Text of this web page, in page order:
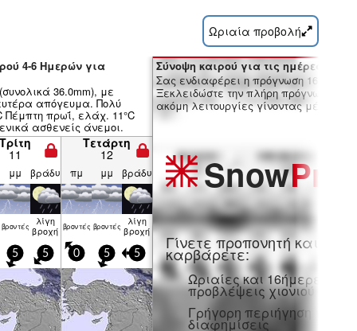
Ωριαία προβολή
4-6 Ημερών για
36.0mm), με
απόγευμα. Πολύ
Πέμπτη πρωΐ, ελάχ. 11°C
ασθενείς άνεμοι.
Τρίτη
11
Τετάρτη
12
μμ βράδυ πμ μμ βράδυ
βρον­τές λίγη
βροχή βρον­τές βρον­τές λίγη
βροχή
5 5 0 5 5
Σύνοψη καιρού για τις ημέρες 7-16:
Σας ενδιαφέρει η πρόγνωση 16
Ξεκλειδώστε την πλήρη πρόγνωση
ακόμη λειτουργίες γίνοντας μέλος
SnowPro
Γίνετε προπονητή και
καρβάρετε:
Ωριαίες και 16ήμερες
προβλέψεις χιονιού
Γρήγορη περιήγηση χωρίς
διαφημίσεις